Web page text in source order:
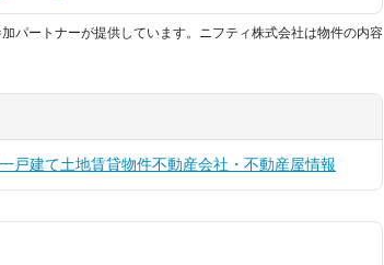
パートナーが提供しています。ニフティ株式会社は物件の内容
戸建て土地賃貸物件不動産会社・不動産屋情報